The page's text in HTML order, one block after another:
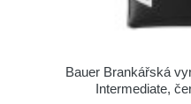
Bauer Brankářská
Intermediate,